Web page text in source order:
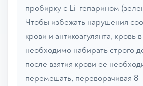
пробирку с Li-гепарином
Чтобы избежать нарушения
крови и антикоагулянта, кровь
необходимо набирать строго
после взятия крови ее
перемешать, переворачивая